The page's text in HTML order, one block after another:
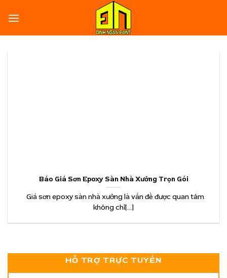
Báo Giá Sơn Epoxy Sàn Nhà Xưởng Trọn Gói
Giá sơn epoxy sàn nhà xưởng là vấn đề được quan tâm
không chỉ[...]
HỖ TRỢ TRỰC TUYẾN